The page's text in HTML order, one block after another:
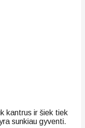
kantrus ir šiek tiek
sunkiau gyventi.